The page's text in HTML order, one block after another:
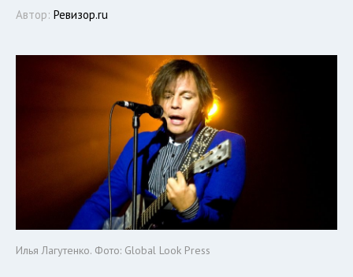
Автор: Ревизор.ru
Илья Лагутенко. Фото: Global Look Press